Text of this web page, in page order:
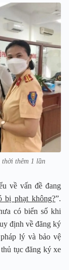
thời thêm 1 lần
về vấn đề đang
bị phạt không?”.
có biển số khi
định về đăng ký
lý và bảo vệ
tục đăng ký xe